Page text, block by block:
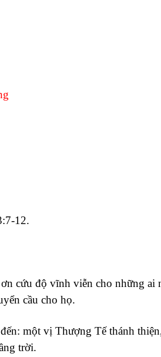
12.
cứu độ vĩnh viễn cho những ai
cầu cho họ.
một vị Thượng Tế thánh
trời.